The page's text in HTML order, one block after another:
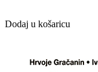
Dodaj u košaricu